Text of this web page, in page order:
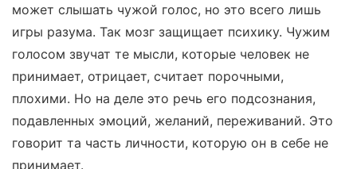
может слышать чужой голос, но это всего лишь
игры разума. Так мозг защищает психику. Чужим
голосом звучат те мысли, которые человек не
принимает, отрицает, считает порочными,
плохими. Но на деле это речь его подсознания,
подавленных эмоций, желаний, переживаний. Это
говорит та часть личности, которую он в себе не
принимает.